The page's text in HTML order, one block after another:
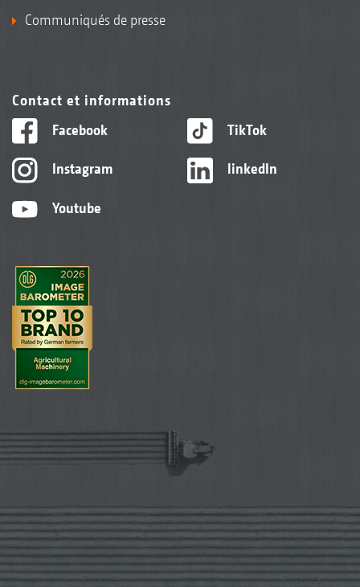
Communiqués de presse
Contact et informations
Facebook
Instagram
Youtube
TikTok
linkedIn